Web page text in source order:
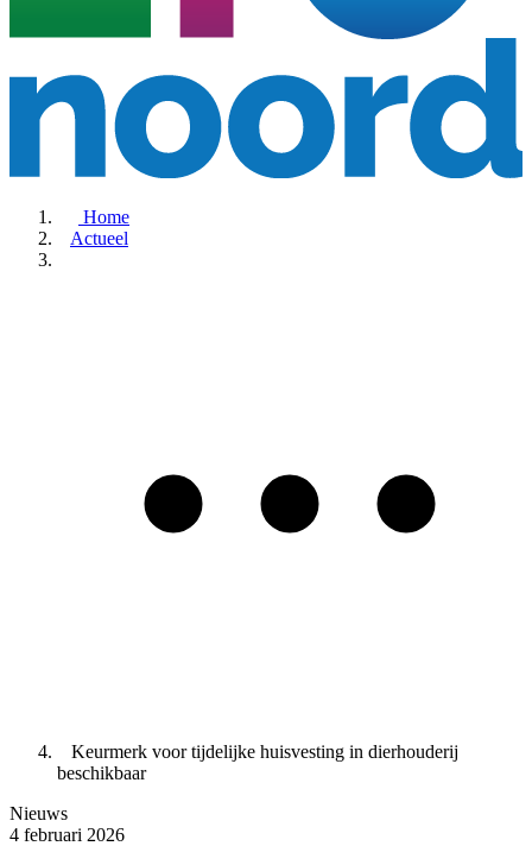
Home
Actueel
Keurmerk voor tijdelijke huisvesting in dierhouderij
beschikbaar
Nieuws
4 februari 2026